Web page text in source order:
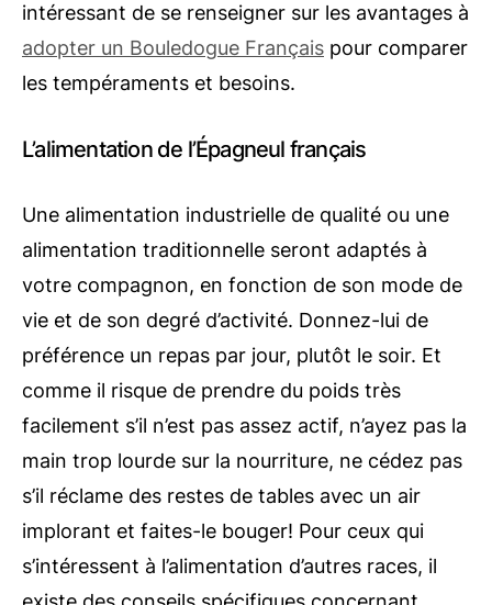
intéressant de se renseigner sur les avantages à
adopter un Bouledogue Français pour comparer
les tempéraments et besoins.
L’alimentation de l’Épagneul français
Une alimentation industrielle de qualité ou une
alimentation traditionnelle seront adaptés à
votre compagnon, en fonction de son mode de
vie et de son degré d’activité. Donnez-lui de
préférence un repas par jour, plutôt le soir. Et
comme il risque de prendre du poids très
facilement s’il n’est pas assez actif, n’ayez pas la
main trop lourde sur la nourriture, ne cédez pas
s’il réclame des restes de tables avec un air
implorant et faites-le bouger! Pour ceux qui
s’intéressent à l’alimentation d’autres races, il